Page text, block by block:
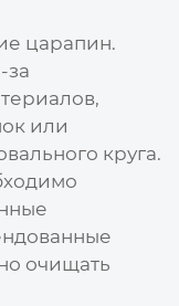
царапин.
за
или
круга.
очищать